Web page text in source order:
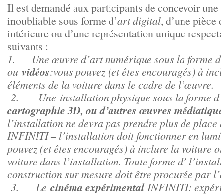
Il est demandé aux participants de concevoir
inoubliable sous forme d’art digital, d’une
intérieure ou d’une représentation unique
suivants :
1. Une œuvre d’art numérique sous la forme
ou vidéos:vous pouvez (et êtes encouragés) à
éléments de la voiture dans le cadre de l’œuvre.
2. Une installation physique sous la forme
cartographie 3D, ou d’autres œuvres
l’installation ne devra pas prendre plus de place
INFINITI – l’installation doit fonctionner en
pouvez (et êtes encouragés) à inclure la voiture
voiture dans l’installation. Toute forme d’
construction sur mesure doit être procurée par
3. Le cinéma expérimental INFINITI: